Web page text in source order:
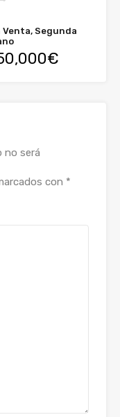
Venta, Segunda
no será
con *